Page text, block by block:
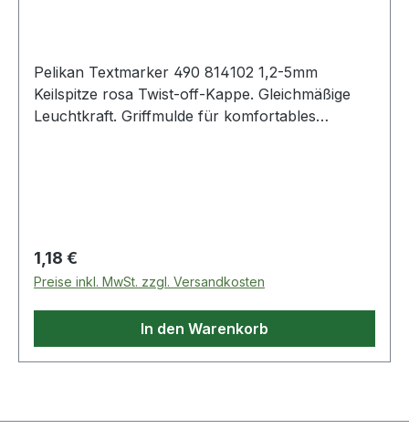
Pelikan Textmarker 490 814102 1,2-5mm
Keilspitze rosa Twist-off-Kappe. Gleichmäßige
Leuchtkraft. Griffmulde für komfortables
Regulärer Preis:
1,18 €
Preise inkl. MwSt. zzgl. Versandkosten
In den Warenkorb